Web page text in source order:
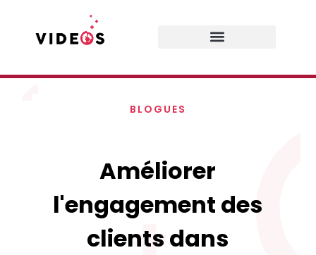
BLOGUES
Améliorer
l'engagement des
clients dans